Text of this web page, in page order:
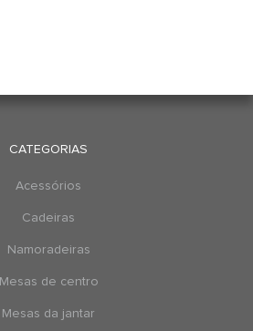
CATEGORIAS
Acessórios
Cadeiras
Namoradeiras
Mesas de centro
Mesas da jantar